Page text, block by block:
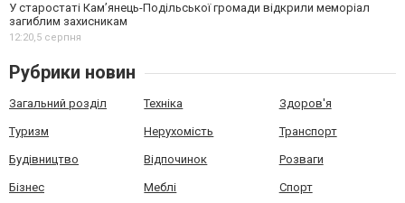
У старостаті Кам’янець-Подільської громади відкрили меморіал
загиблим захисникам
12:20,5 серпня
Рубрики новин
Загальний розділ Техніка Здоров'я
Туризм Нерухомість Транспорт
Будівництво Відпочинок Розваги
Бізнес Меблі Спорт